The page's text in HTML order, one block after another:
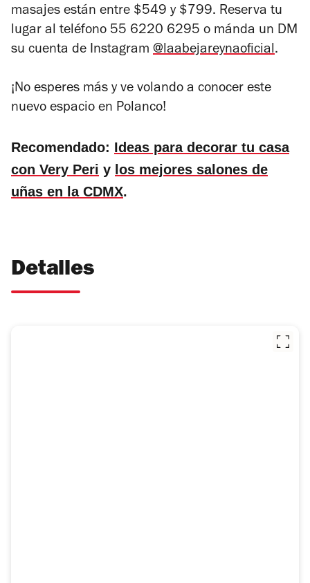
masajes están entre $549 y $799. Reserva tu
lugar al teléfono 55 6220 6295 o mánda un DM
su cuenta de Instagram @laabejareynaoficial.
¡No esperes más y ve volando a conocer este
nuevo espacio en Polanco!
Recomendado: Ideas para decorar tu casa
con Very Peri y los mejores salones de
uñas en la CDMX.
Detalles